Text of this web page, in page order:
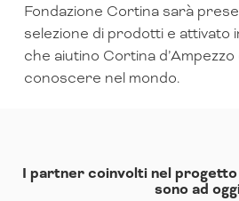
Fondazione Cortina sarà
selezione di prodotti e attivato
che aiutino Cortina
conoscere nel mondo.
I partner coinvolti nel
sono ad